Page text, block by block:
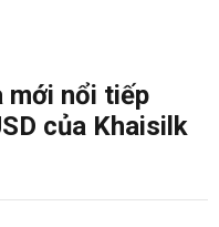
mới nổi tiếp
của Khaisilk